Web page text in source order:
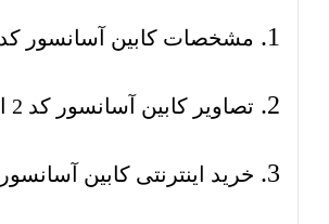
مشخصات کابین آسانسور کد 2 استیل
تصاویر کابین آسانسور کد 2 استیل
خرید اینترنتی کابین آسانسور کد 2